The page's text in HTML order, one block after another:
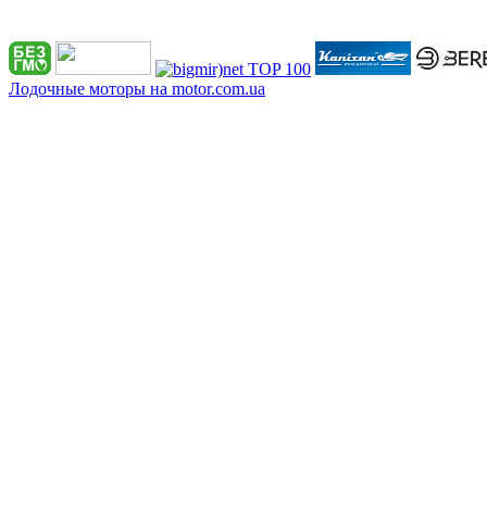
Лодочные моторы на motor.com.ua